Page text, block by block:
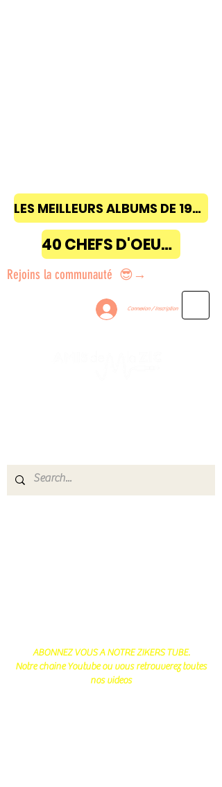
LES MEILLEURS ALBUMS DE 1968 à 2018
40 CHEFS D'OEUVRE
Rejoins la communauté 😎→
Connexion / Inscription
ABONNEZ VOUS A NOTRE ZIKERS TUBE.
Notre chaine Youtube ou vous retrouverez toutes
nos videos